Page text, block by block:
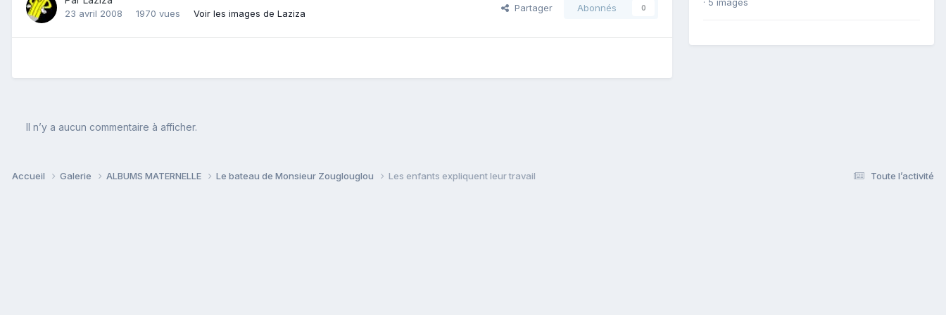
23 avril 2008 1970 vues Voir les images de Laziza
Partager Abonnés 0
Il n’y a aucun commentaire à afficher.
Toute l’activité
Accueil Galerie ALBUMS MATERNELLE Le bateau de Monsieur Zouglouglou Les enfants expliquent leur travail